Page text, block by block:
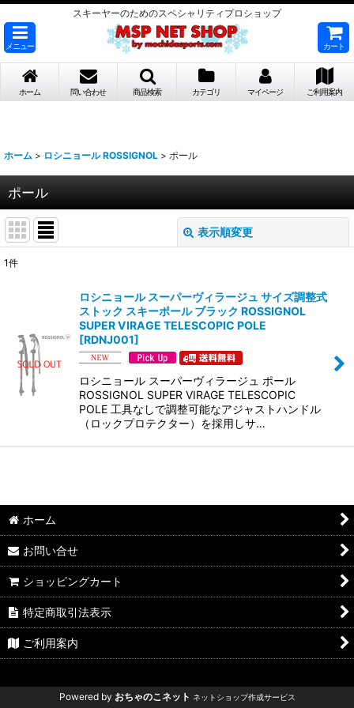
スキーヤーのためのスペシャリティプロショップ
メニュー カート
ホーム 問い合わせ 商品検索 カテゴリ マイページ ご利用案内
ホーム > ロシニョール ROSSIGNOL > ポール
ポール
表示順変更
絞り込む
1件
ロシニョール スーパーヴィラージュ サイズ調整式
ストック スキーポール ブラック ROSSIGNOL
SUPER VIRAGE TELESCOPIC POLE
[RDNJ001]
ロシニョール スーパーヴィラージュ ポール
ROSSIGNOL SUPER VIRAGE TELESCOPIC
POLE 工具なしで調整可能なアジャストハンドル
（ロックプロテクター）を採用しサ…
ホーム
お問い合せ
ショッピングカート
特定商取引法表示
ご利用案内
Powered by おちゃのこネット ネットショップ作成サービス